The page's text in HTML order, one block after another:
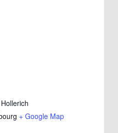
+ Google Map